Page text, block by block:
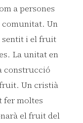
a persones
comunitat. Un
sentit i el fruit
La unitat en
construcció
Un cristià
fer moltes
el fruit del